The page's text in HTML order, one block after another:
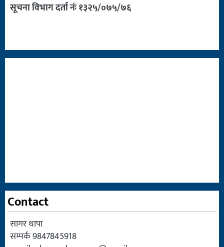
सूचना विभाग दर्ता नंः १३२५/०७५/७६
Contact
सागर थापा
सम्पर्क 9847845918